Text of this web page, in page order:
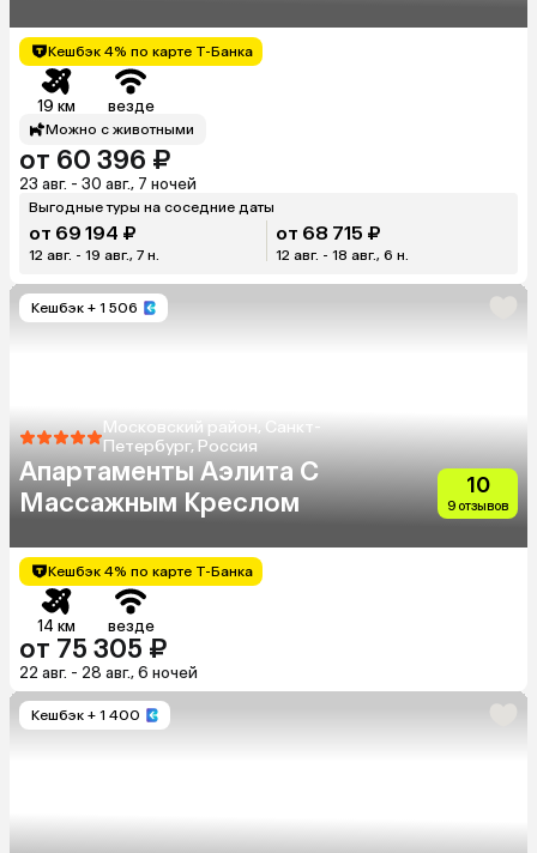
Кешбэк 4% по карте Т-Банка
19 км везде
Можно с животными
от 60 396 ₽
23 авг. - 30 авг., 7 ночей
Выгодные туры на соседние даты
от 69 194 ₽
12 авг. - 19 авг., 7 н.
от 68 715 ₽
12 авг. - 18 авг., 6 н.
Кешбэк + 1 506
Московский район, Санкт-
Петербург, Россия
Апартаменты Аэлита С
Массажным Креслом
10
9 отзывов
Кешбэк 4% по карте Т-Банка
14 км везде
от 75 305 ₽
22 авг. - 28 авг., 6 ночей
Кешбэк + 1 400